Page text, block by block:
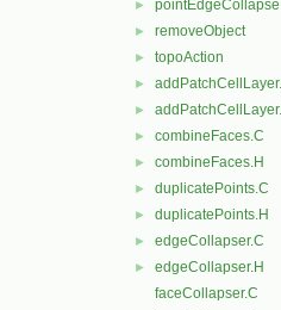
► pointEdgeCollapse
► removeObject
► topoAction
►
►
► combineFaces.C
► combineFaces.H
► duplicatePoints.C
► duplicatePoints.H
► edgeCollapser.C
►
edgeCollapser.H
faceCollapser.C